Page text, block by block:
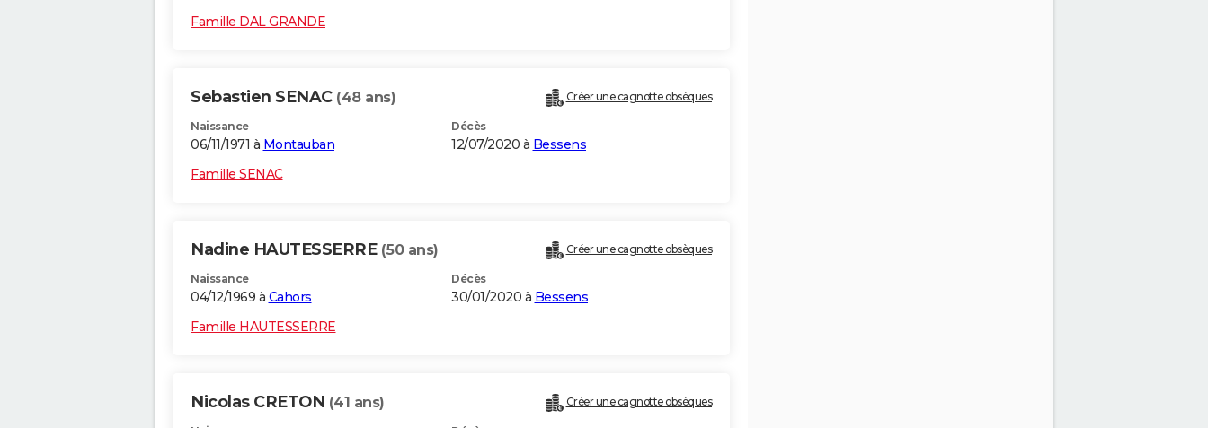
Famille DAL GRANDE
Sebastien SENAC (48 ans) Créer une cagnotte obsèques
Naissance
06/11/1971 à Montauban
Décès
12/07/2020 à Bessens
Famille SENAC
Nadine HAUTESSERRE (50 ans) Créer une cagnotte obsèques
Naissance
04/12/1969 à Cahors
Décès
30/01/2020 à Bessens
Famille HAUTESSERRE
Nicolas CRETON (41 ans) Créer une cagnotte obsèques